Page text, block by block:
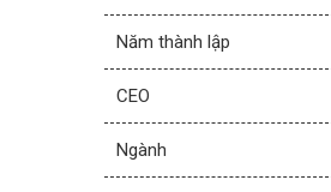
Năm thành lập
CEO
Ngành